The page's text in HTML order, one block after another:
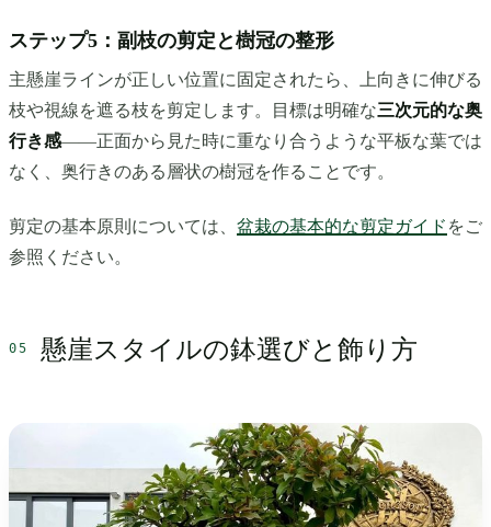
ステップ5：副枝の剪定と樹冠の整形
主懸崖ラインが正しい位置に固定されたら、上向きに伸びる
枝や視線を遮る枝を剪定します。目標は明確な三次元的な奥
行き感——正面から見た時に重なり合うような平板な葉では
なく、奥行きのある層状の樹冠を作ることです。
剪定の基本原則については、 盆栽の基本的な剪定ガイド をご
参照ください。
懸崖スタイルの鉢選びと飾り方